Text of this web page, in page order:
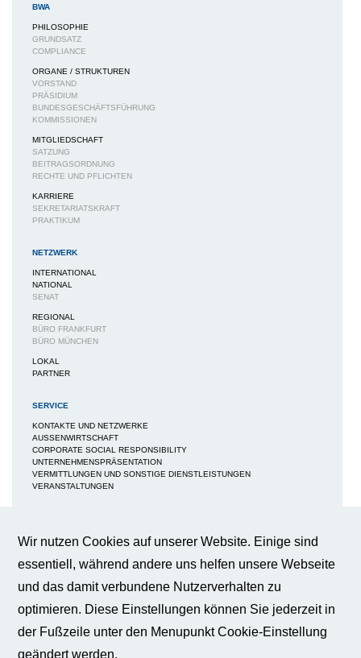
BWA
PHILOSOPHIE
GRUNDSATZ
COMPLIANCE
ORGANE / STRUKTUREN
VORSTAND
PRÄSIDIUM
BUNDESGESCHÄFTSFÜHRUNG
KOMMISSIONEN
MITGLIEDSCHAFT
SATZUNG
BEITRAGSORDNUNG
RECHTE UND PFLICHTEN
KARRIERE
SEKRETARIATSKRAFT
PRAKTIKUM
NETZWERK
INTERNATIONAL
NATIONAL
SENAT
REGIONAL
BÜRO FRANKFURT
BÜRO MÜNCHEN
LOKAL
PARTNER
SERVICE
KONTAKTE UND NETZWERKE
AUSSENWIRTSCHAFT
CORPORATE SOCIAL RESPONSIBILITY
UNTERNEHMENSPRÄSENTATION
VERMITTLUNGEN UND SONSTIGE DIENSTLEISTUNGEN
VERANSTALTUNGEN
NEWS / BERICHTE / ARTIKEL
BROSCHÜREN
FAQS
BROSCHÜRE INNOVATION - KÜNSTLICHE INTELLIGENZ
PRESSE
Wir nutzen Cookies auf unserer Website. Einige sind
essentiell, während andere uns helfen unsere Webseite
und das damit verbundene Nutzerverhalten zu
optimieren. Diese Einstellungen können Sie jederzeit in
der Fußzeile unter den Menupunkt Cookie-Einstellung
geändert werden.